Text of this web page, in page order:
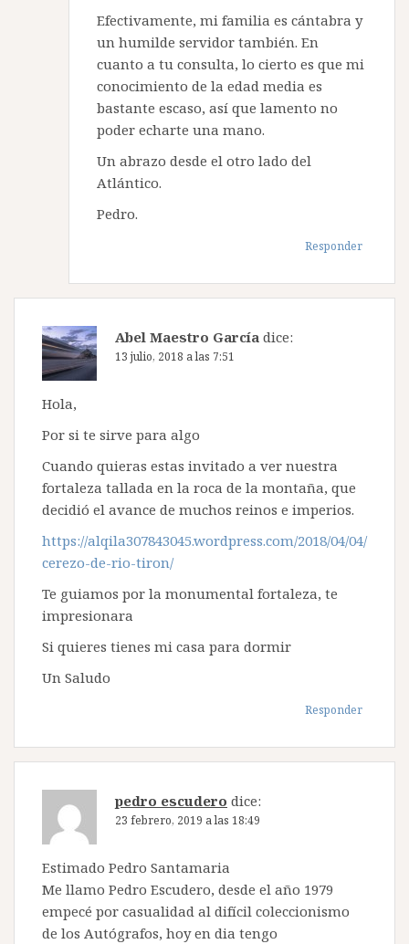
Efectivamente, mi familia es cántabra y
un humilde servidor también. En
cuanto a tu consulta, lo cierto es que mi
conocimiento de la edad media es
bastante escaso, así que lamento no
poder echarte una mano.
Un abrazo desde el otro lado del
Atlántico.
Pedro.
Responder
Abel Maestro García dice:
13 julio, 2018 a las 7:51
Hola,
Por si te sirve para algo
Cuando quieras estas invitado a ver nuestra
fortaleza tallada en la roca de la montaña, que
decidió el avance de muchos reinos e imperios.
https://alqila307843045.wordpress.com/2018/04/04/
cerezo-de-rio-tiron/
Te guiamos por la monumental fortaleza, te
impresionara
Si quieres tienes mi casa para dormir
Un Saludo
Responder
pedro escudero dice:
23 febrero, 2019 a las 18:49
Estimado Pedro Santamaria
Me llamo Pedro Escudero, desde el año 1979
empecé por casualidad al difícil coleccionismo
de los Autógrafos, hoy en dia tengo